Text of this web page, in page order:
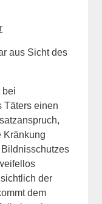
aus Sicht des
bei
Täters einen
Kränkung
der
dem